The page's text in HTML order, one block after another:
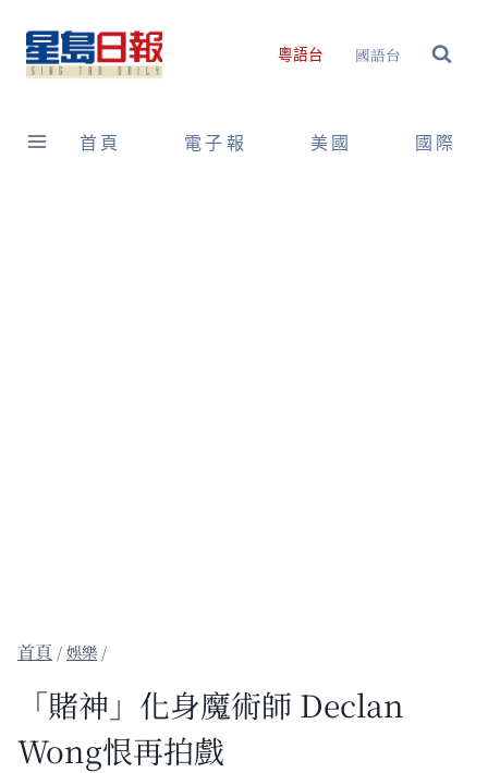
content
粵語台 國語台
首頁 電子報 美國 國際
/娛樂 /
「賭神」化身魔術師 Declan
Wong恨再拍戲